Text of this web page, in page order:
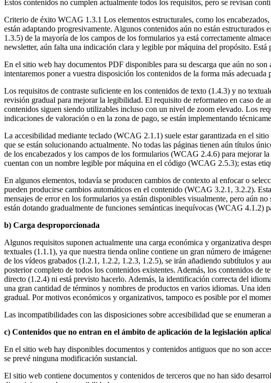
Estos contenidos no cumplen actualmente todos los requisitos, pero se revisan
Criterio de éxito WCAG 1.3.1 Los elementos estructurales, como los
están adaptando progresivamente. Algunos contenidos aún no están
1.3.5) de la mayoría de los campos de los formularios ya está correctamente
newsletter, aún falta una indicación clara y legible por máquina del propósito.
En el sitio web hay documentos PDF disponibles para su descarga que aún no
intentaremos poner a vuestra disposición los contenidos de la forma más adecuada
Los requisitos de contraste suficiente en los contenidos de texto (1.4.3) y no
revisión gradual para mejorar la legibilidad. El requisito de reformateo en caso
contenidos siguen siendo utilizables incluso con un nivel de zoom elevado. Los
indicaciones de valoración o en la zona de pago, se están implementando
La accesibilidad mediante teclado (WCAG 2.1.1) suele estar garantizada en el
que se están solucionando actualmente. No todas las páginas tienen aún títulos
de los encabezados y los campos de los formularios (WCAG 2.4.6) para mejorar
cuentan con un nombre legible por máquina en el código (WCAG 2.5.3); estas
En algunos elementos, todavía se producen cambios de contexto al enfocar o
pueden producirse cambios automáticos en el contenido (WCAG 3.2.1, 3.2.2).
mensajes de error en los formularios ya están disponibles visualmente, pero aún
están dotando gradualmente de funciones semánticas inequívocas (WCAG 4.1.2)
b) Carga desproporcionada
Algunos requisitos suponen actualmente una carga económica y organizativa
textuales (1.1.1), ya que nuestra tienda online contiene un gran número de
de los vídeos grabados (1.2.1, 1.2.2, 1.2.3, 1.2.5), se irán añadiendo subtítulos y
posterior completo de todos los contenidos existentes. Además, los contenidos
directo (1.2.4) ni está previsto hacerlo. Además, la identificación correcta del
una gran cantidad de términos y nombres de productos en varios idiomas. Una
gradual. Por motivos económicos y organizativos, tampoco es posible por el
Las incompatibilidades con las disposiciones sobre accesibilidad que se enumeran
c) Contenidos que no entran en el ámbito de aplicación de la legislación
En el sitio web hay disponibles documentos y contenidos antiguos que no son
se prevé ninguna modificación sustancial.
El sitio web contiene documentos y contenidos de terceros que no han sido